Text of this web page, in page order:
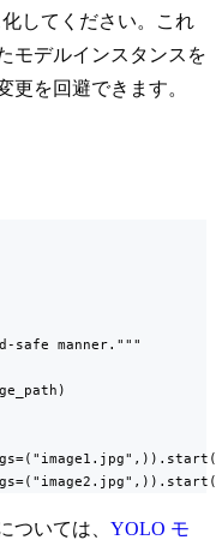
してください。これ
モデルインスタンスを
更を回避できます。
safe manner."""
ついては、 YOLO モ